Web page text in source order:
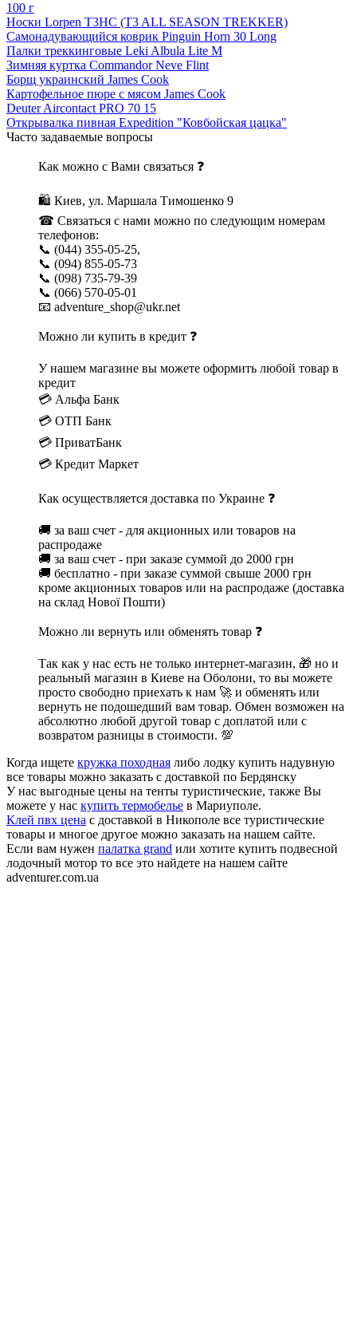
100 г
Носки Lorpen T3HC (T3 ALL SEASON TREKKER)
Самонадувающийся коврик Pinguin Horn 30 Long
Палки треккинговые Leki Albula Lite M
Зимняя куртка Commandor Neve Flint
Борщ украинский James Cook
Картофельное пюре с мясом James Cook
Deuter Aircontact PRO 70 15
Открывалка пивная Expedition "Ковбойская цацка"
Часто задаваемые вопросы
Как можно с Вами связаться ❓
🛍 Киев, ул. Маршала Тимошенко 9
☎ Связаться с нами можно по следующим номерам
телефонов:
📞 (044) 355-05-25,
📞 (094) 855-05-73
📞 (098) 735-79-39
📞 (066) 570-05-01
📧 adventure_shop@ukr.net
Можно ли купить в кредит ❓
У нашем магазине вы можете оформить любой товар в
кредит
💳 Альфа Банк
💳 ОТП Банк
💳 ПриватБанк
💳 Кредит Маркет
Как осуществляется доставка по Украине ❓
🚚 за ваш счет - для акционных или товаров на
распродаже
🚚 за ваш счет - при заказе суммой до 2000 грн
🚚 бесплатно - при заказе суммой свыше 2000 грн
кроме акционных товаров или на распродаже (доставка
на склад Нової Пошти)
Можно ли вернуть или обменять товар ❓
Так как у нас есть не только интернет-магазин, 🎁 но и
реальный магазин в Киеве на Оболони, то вы можете
просто свободно приехать к нам 🚀 и обменять или
вернуть не подошедший вам товар. Обмен возможен на
абсолютно любой другой товар с доплатой или с
возвратом разницы в стоимости. 💯
Когда ищете кружка походная либо лодку купить надувную
все товары можно заказать с доставкой по Бердянску
У нас выгодные цены на тенты туристические, также Вы
можете у нас купить термобелье в Мариуполе.
Клей пвх цена с доставкой в Никополе все туристические
товары и многое другое можно заказать на нашем сайте.
Если вам нужен палатка grand или хотите купить подвесной
лодочный мотор то все это найдете на нашем сайте
adventurer.com.ua